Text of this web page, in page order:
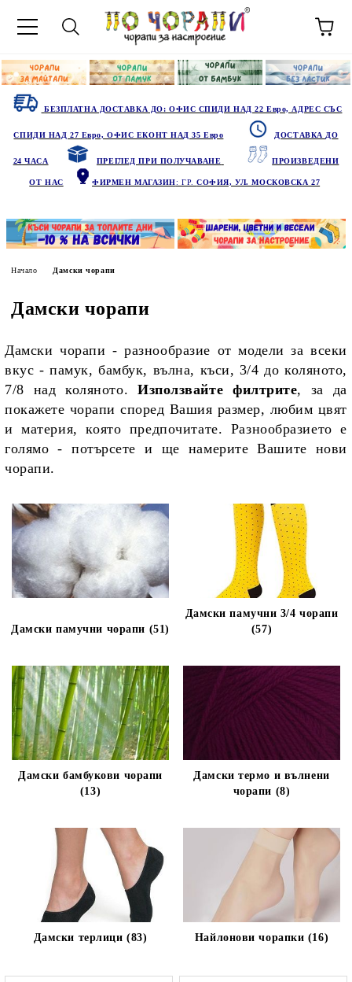
БЕЗПЛАТНА ДОСТАВКА ДО: ОФИС СПИДИ НАД 22 Евро, АДРЕС СЪС
СПИДИ НАД 27 Евро, ОФИС ЕКОНТ НАД 35 Евро ДОСТАВКА ДО
24 ЧАСА ПРЕГЛЕД ПРИ ПОЛУЧАВАНЕ ПРОИЗВЕДЕНИ
ОТ НАС ФИРМЕН МАГАЗИН: ГР.СОФИЯ, УЛ. МОСКОВСКА 27
Начало Дамски чорапи
Дамски чорапи
Дамски чорапи - разнообразие от модели за всеки
вкус - памук, бамбук, вълна, къси, 3/4 до коляното,
7/8 над коляното. Използвайте филтрите, за да
покажете чорапи според Вашия размер, любим цвят
и материя, която предпочитате. Разнообразието е
голямо - потърсете и ще намерите Вашите нови
чорапи.
Дамски памучни чорапи (51)
Дамски памучни 3/4 чорапи
(57)
Дамски бамбукови чорапи
(13)
Дамски термо и вълнени
чорапи (8)
Дамски терлици (83) Найлонови чорапки (16)